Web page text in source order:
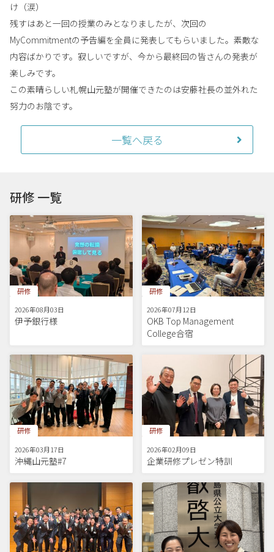
け（涙）
残すはあと一回の授業のみとなりましたが、次回の
MyCommitmentの予告編を全員に発表してもらいました。素敵な
内容ばかりです。寂しいですが、今から最終回の皆さんの発表が
楽しみです。
この素晴らしい札幌山元塾が開催できたのは安藤社長の並外れた
努力のお陰です。
一覧へ戻る
研修 一覧
研修
2026年08月03日
伊予銀行様
研修
2026年07月12日
OKB Top Management
College合宿
研修
2026年03月17日
沖縄山元塾#7
研修
2026年02月09日
企業研修プレゼン特訓